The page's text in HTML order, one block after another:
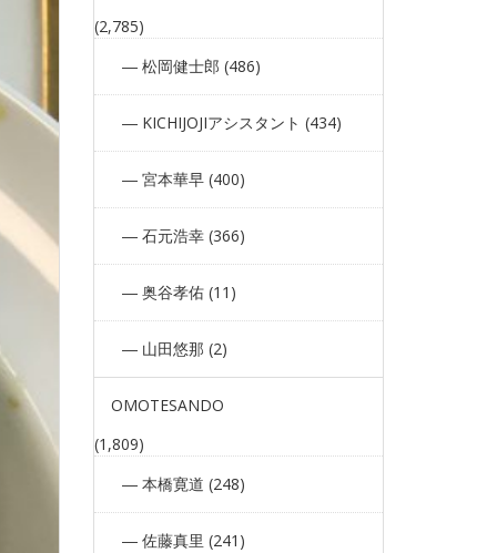
(2,785)
松岡健士郎 (486)
KICHIJOJIアシスタント (434)
宮本華早 (400)
石元浩幸 (366)
奥谷孝佑 (11)
山田悠那 (2)
OMOTESANDO
(1,809)
本橋寛道 (248)
佐藤真里 (241)